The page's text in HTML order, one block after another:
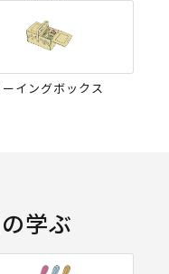
イングボックス
学ぶ